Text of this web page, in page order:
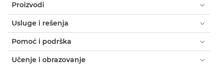
Proizvodi
Usluge i rešenja
Pomoć i podrška
Učenje i obrazovanje